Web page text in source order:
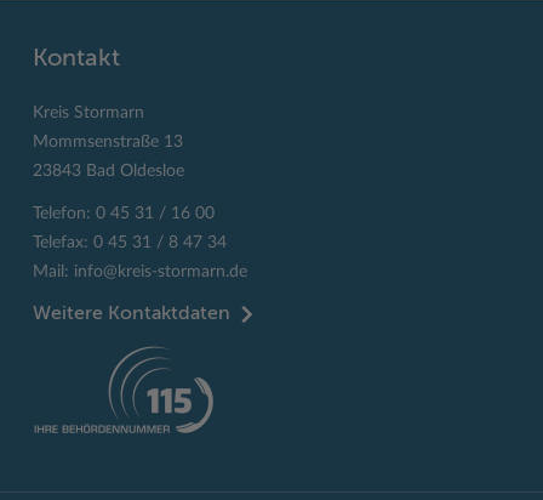
Kontakt
Kreis Stormarn
Mommsenstraße 13
23843 Bad Oldesloe
Telefon: 0 45 31 / 16 00
Telefax: 0 45 31 / 8 47 34
Mail: info@kreis-stormarn.de
Weitere Kontaktdaten